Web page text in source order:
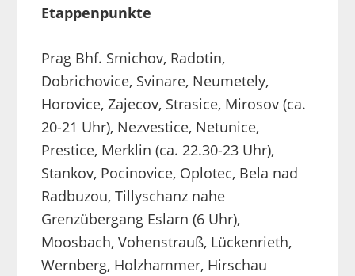
Etappenpunkte
Prag Bhf. Smichov, Radotin,
Dobrichovice, Svinare, Neumetely,
Horovice, Zajecov, Strasice, Mirosov (ca.
20-21 Uhr), Nezvestice, Netunice,
Prestice, Merklin (ca. 22.30-23 Uhr),
Stankov, Pocinovice, Oplotec, Bela nad
Radbuzou, Tillyschanz nahe
Grenzübergang Eslarn (6 Uhr),
Moosbach, Vohenstrauß, Lückenrieth,
Wernberg, Holzhammer, Hirschau